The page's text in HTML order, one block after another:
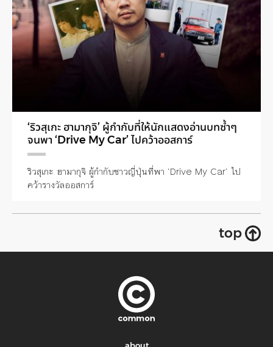
‘ริวสุเกะ ฮามากุจิ’ ผู้กำกับที่ให้นักแสดงอ่านบทซ้ำๆ
จนพา ‘Drive My Car’ ไปคว้าออสการ์
ริวสุเกะ ฮามากุจิ ผู้กำกับชาวญี่ปุ่นที่พา ‘Drive My Car’ ไป
คว้ารางวัลออสการ์
top